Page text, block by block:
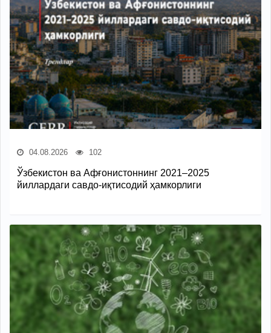
04.08.2026 102
Ўзбекистон ва Афғонистоннинг 2021–2025
йиллардаги савдо-иқтисодий ҳамкорлиги